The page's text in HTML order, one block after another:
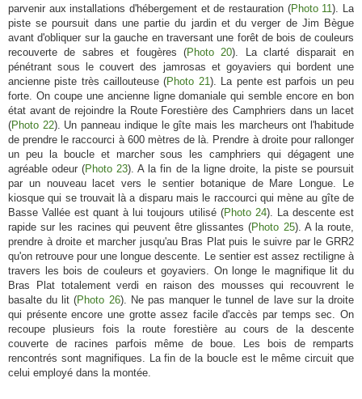
parvenir aux installations d'hébergement et de restauration (Photo 11). La
piste se poursuit dans une partie du jardin et du verger de Jim Bègue
avant d'obliquer sur la gauche en traversant une forêt de bois de couleurs
recouverte de sabres et fougères (Photo 20). La clarté disparait en
pénétrant sous le couvert des jamrosas et goyaviers qui bordent une
ancienne piste très caillouteuse (Photo 21). La pente est parfois un peu
forte. On coupe une ancienne ligne domaniale qui semble encore en bon
état avant de rejoindre la Route Forestière des Camphriers dans un lacet
(Photo 22). Un panneau indique le gîte mais les marcheurs ont l'habitude
de prendre le raccourci à 600 mètres de là. Prendre à droite pour rallonger
un peu la boucle et marcher sous les camphriers qui dégagent une
agréable odeur (Photo 23). A la fin de la ligne droite, la piste se poursuit
par un nouveau lacet vers le sentier botanique de Mare Longue. Le
kiosque qui se trouvait là a disparu mais le raccourci qui mène au gîte de
Basse Vallée est quant à lui toujours utilisé (Photo 24). La descente est
rapide sur les racines qui peuvent être glissantes (Photo 25). A la route,
prendre à droite et marcher jusqu'au Bras Plat puis le suivre par le GRR2
qu'on retrouve pour une longue descente. Le sentier est assez rectiligne à
travers les bois de couleurs et goyaviers. On longe le magnifique lit du
Bras Plat totalement verdi en raison des mousses qui recouvrent le
basalte du lit (Photo 26). Ne pas manquer le tunnel de lave sur la droite
qui présente encore une grotte assez facile d'accès par temps sec. On
recoupe plusieurs fois la route forestière au cours de la descente
couverte de racines parfois même de boue. Les bois de remparts
rencontrés sont magnifiques. La fin de la boucle est le même circuit que
celui employé dans la montée.